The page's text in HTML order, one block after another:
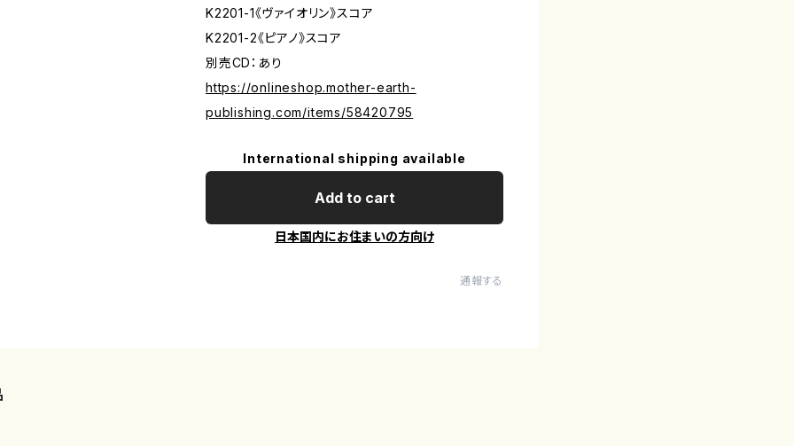
K2201-1《ヴァイオリン》スコア
K2201-2《ピアノ》スコア
別売CD：あり
https://onlineshop.mother-earth-
publishing.com/items/58420795
International shipping available
Add to cart
日本国内にお住まいの方向け
通報する